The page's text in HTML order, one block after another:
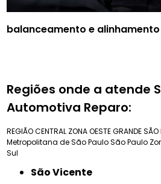
balanceamento e alinhamento
Regiões onde a atende
Automotiva Reparo:
REGIÃO CENTRAL ZONA OESTEGRANDE SÃO
Metropolitana de São PauloSão Paulo
Sul
São Vicente